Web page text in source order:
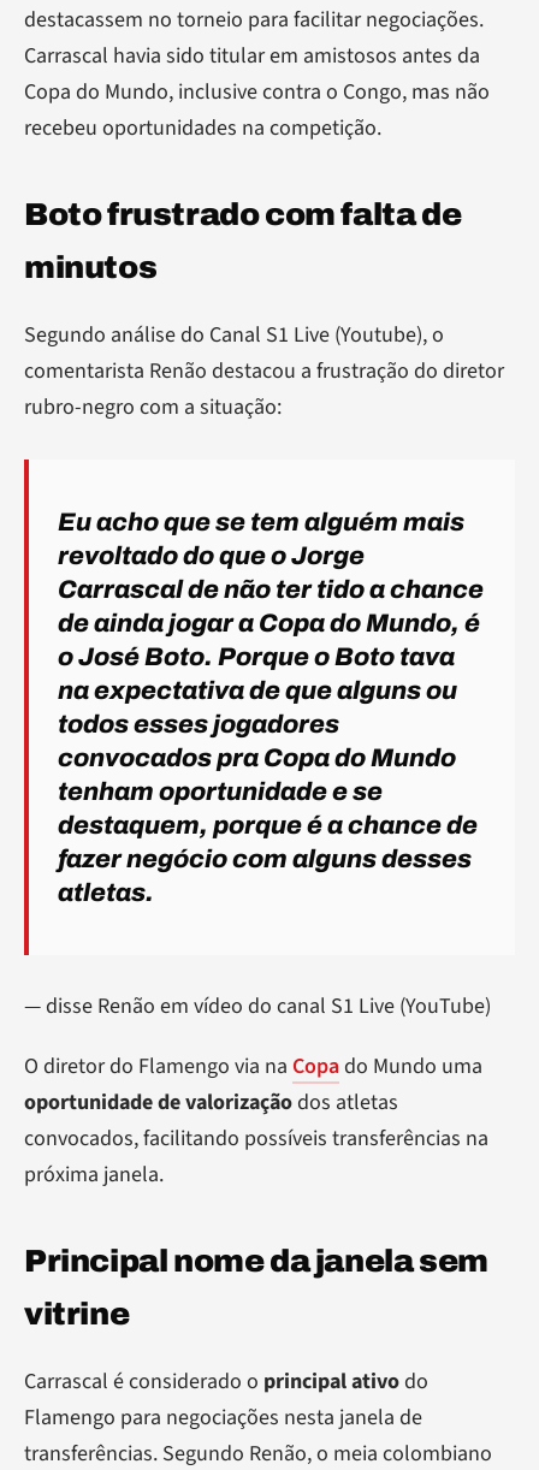
destacassem no torneio para facilitar negociações.
Carrascal havia sido titular em amistosos antes da
Copa do Mundo, inclusive contra o Congo, mas não
recebeu oportunidades na competição.
Boto frustrado com falta de
minutos
Segundo análise do Canal S1 Live (Youtube), o
comentarista Renão destacou a frustração do diretor
rubro-negro com a situação:
Eu acho que se tem alguém mais
revoltado do que o Jorge
Carrascal de não ter tido a chance
de ainda jogar a Copa do Mundo, é
o José Boto. Porque o Boto tava
na expectativa de que alguns ou
todos esses jogadores
convocados pra Copa do Mundo
tenham oportunidade e se
destaquem, porque é a chance de
fazer negócio com alguns desses
atletas.
— disse Renão em vídeo do canal S1 Live (YouTube)
O diretor do Flamengo via na Copa do Mundo uma
oportunidade de valorização dos atletas
convocados, facilitando possíveis transferências na
próxima janela.
Principal nome da janela sem
vitrine
Carrascal é considerado o principal ativo do
Flamengo para negociações nesta janela de
transferências. Segundo Renão, o meia colombiano